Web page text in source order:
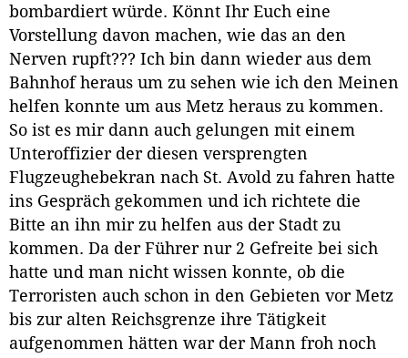
bombardiert würde. Könnt Ihr Euch eine
Vorstellung davon machen, wie das an den
Nerven rupft??? Ich bin dann wieder aus dem
Bahnhof heraus um zu sehen wie ich den Meinen
helfen konnte um aus Metz heraus zu kommen.
So ist es mir dann auch gelungen mit einem
Unteroffizier der diesen versprengten
Flugzeughebekran nach St. Avold zu fahren hatte
ins Gespräch gekommen und ich richtete die
Bitte an ihn mir zu helfen aus der Stadt zu
kommen. Da der Führer nur 2 Gefreite bei sich
hatte und man nicht wissen konnte, ob die
Terroristen auch schon in den Gebieten vor Metz
bis zur alten Reichsgrenze ihre Tätigkeit
aufgenommen hätten war der Mann froh noch